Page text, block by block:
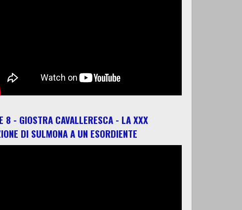
8 - GIOSTRA CAVALLERESCA - LA XXX
DI SULMONA A UN ESORDIENTE